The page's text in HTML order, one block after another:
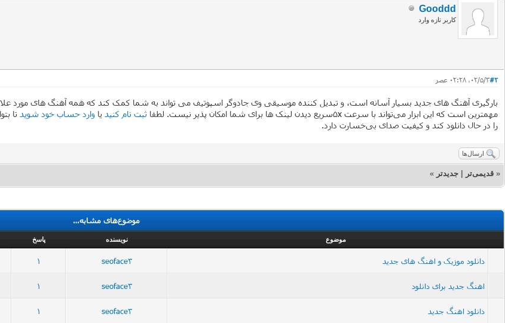
Gooddd
کاربر تازه وارد
#2۰۲/۵/۳، ۰۲:۲۸ عصر
بارگیری آهنگ های جدید بسیار آسانه است، و تبدیل کننده موسیقی وی جادوگر اسپوتیف می تواند به شما کمک کند که همه آهنگ های مورد
مهمترین است که این ابزار می‌تواند با سرعت ۵xسریع دیدن لینک ها برای شما امکان پذیر نیست. لطفا
ثبت نام کنید یا وارد حساب خود شوید تا
را در حال دانلود کند و کیفیت صدای بی‌خسارت دارد.
ارسال‌ها
« قدیمی‌تر جدیدتر »
موضوع‌های مشابه…
موضوع نویسنده پاسخ
دانلود موزیک و اهنگ های جدید seoface3
1
اهنگ جدید برای دانلود seoface3
1
دانلود اهنگ جدید seoface3
1